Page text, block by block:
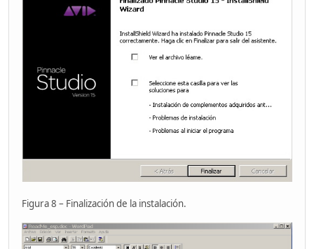
Figura 8 – Finalización de la instalación.